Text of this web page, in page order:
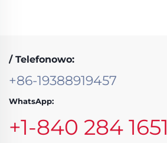
/ Telefonowo:
+86-19388919457
WhatsApp:
+1-840 284 1651